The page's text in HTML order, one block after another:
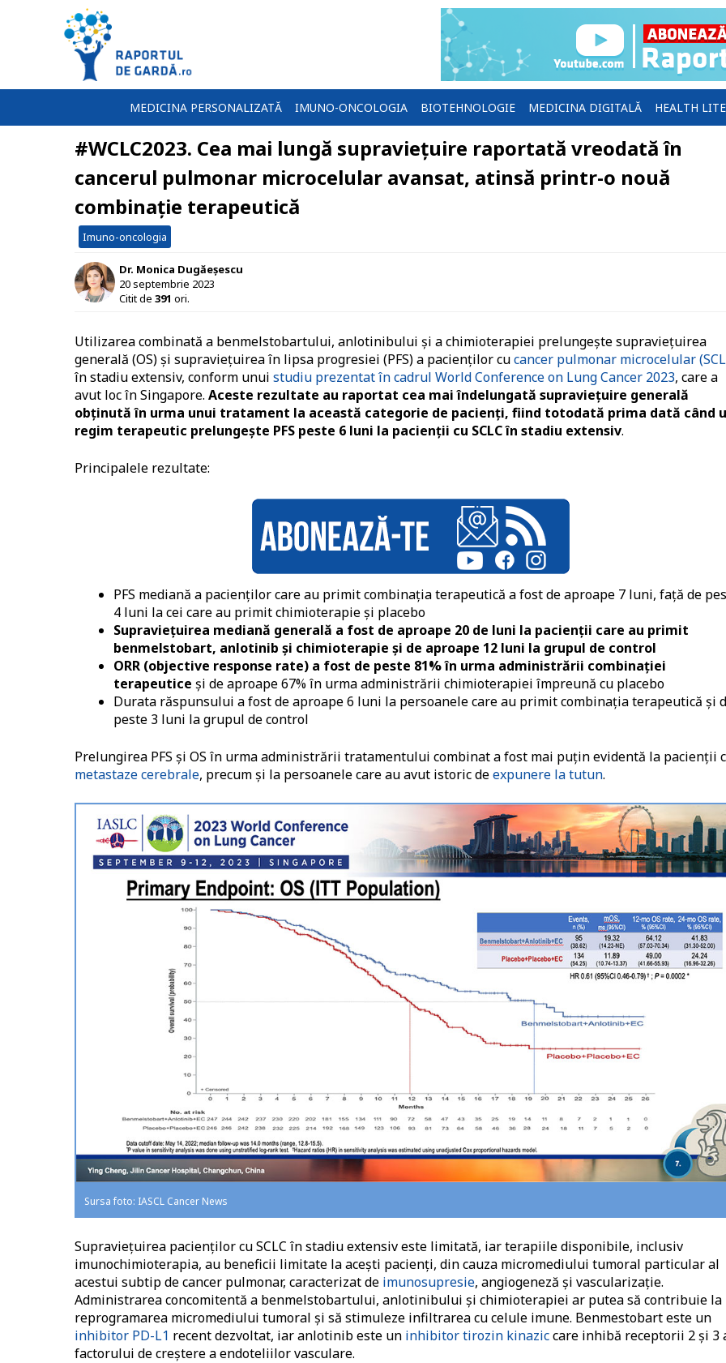
MEDICINA PERSONALIZATĂ IMUNO-ONCOLOGIA BIOTEHNOLOGIE MEDICINA DIGITALĂ HEALTH
#WCLC2023. Cea mai lungă supraviețuire raportată vreodată în
cancerul pulmonar microcelular avansat, atinsă printr-o nouă
combinație terapeutică
Imuno-oncologia
Dr. Monica Dugăeșescu
20 septembrie 2023
Citit de 391 ori.
Utilizarea combinată a benmelstobartului, anlotinibului şi a chimioterapiei prelungeşte supravieţuirea
generală (OS) şi supravieţuirea în lipsa progresiei (PFS) a pacienţilor cucancer pulmonar microcelular
în stadiu extensiv, conform unui studiu prezentat în cadrul World Conference on Lung Cancer 2023, care a
avut loc în Singapore. Aceste rezultate au raportat cea mai îndelungată supravieţuire generală
obţinută în urma unui tratament la această categorie de pacienți, fiind totodată prima dată când
regim terapeutic prelungește PFS peste 6 luni la pacienții cu SCLC în stadiu extensiv.
Principalele rezultate:
PFS mediană a pacienţilor care au primit combinaţia terapeutică a fost de aproape 7 luni, faţă de
4 luni la cei care au primit chimioterapie şi placebo
Supravieţuirea mediană generală a fost de aproape 20 de luni la pacienţii care au primit
benmelstobart, anlotinib şi chimioterapie şi de aproape 12 luni la grupul de control
ORR (objective response rate) a fost de peste 81% în urma administrării combinaţiei
terapeutice şi de aproape 67% în urma administrării chimioterapiei împreună cu placebo
Durata răspunsului a fost de aproape 6 luni la persoanele care au primit combinaţia terapeutică şi
peste 3 luni la grupul de control
Prelungirea PFS şi OS în urma administrării tratamentului combinat a fost mai puţin evidentă la pacienţii
metastaze cerebrale, precum şi la persoanele care au avut istoric deexpunere la tutun.
Sursa foto: IASCL Cancer News
Supravieţuirea pacienţilor cu SCLC în stadiu extensiv este limitată, iar terapiile disponibile, inclusiv
imunochimioterapia, au beneficii limitate la aceşti pacienţi, din cauza micromediului tumoral particular al
acestui subtip de cancer pulmonar, caracterizat de imunosupresie, angiogeneză şi vascularizație.
Administrarea concomitentă a benmelstobartului, anlotinibului şi chimioterapiei ar putea să contribuie la
reprogramarea micromediului tumoral şi să stimuleze infiltrarea cu celule imune. Benmestobart este un
inhibitor PD-L1 recent dezvoltat, iar anlotinib este un inhibitor tirozin kinaziccare inhibă receptorii 2 şi 3
factorului de creştere a endoteliilor vasculare.